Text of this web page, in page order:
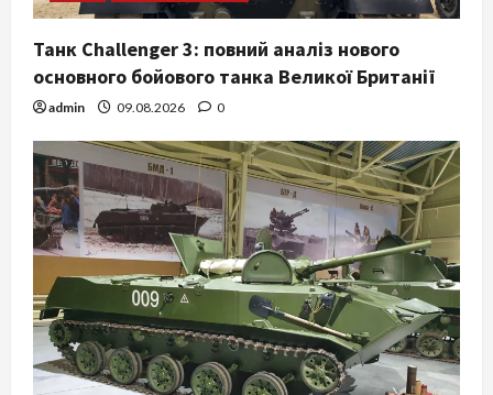
Танк Challenger 3: повний аналіз нового
основного бойового танка Великої Британії
admin 09.08.2026 0